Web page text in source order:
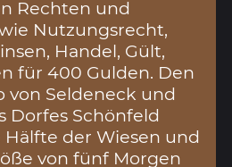
Rechten und
Nutzungsrecht,
Handel, Gült,
für 400 Gulden. Den
von Seldeneck und
Dorfes Schönfeld
Hälfte der Wiesen und
von fünf Morgen